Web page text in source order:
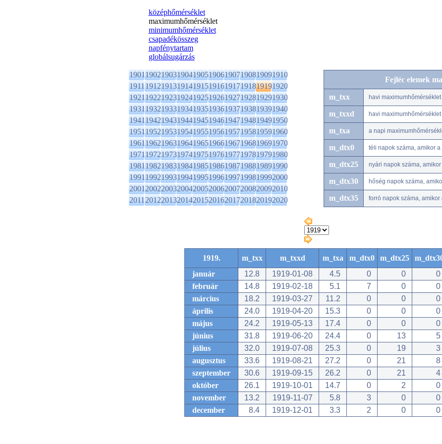
középhőmérséklet
maximumhőmérséklet
minimumhőmérséklet
csapadékösszeg
napfénytartam
globálsugárzás
1901190219031904190519061907190819091910
1911191219131914191519161917191819191920
1921192219231924192519261927192819291930
1931193219331934193519361937193819391940
1941194219431944194519461947194819491950
1951195219531954195519561957195819591960
1961196219631964196519661967196819691970
1971197219731974197519761977197819791980
1981198219831984198519861987198819891990
1991199219931994199519961997199819992000
2001200220032004200520062007200820092010
2011201220132014201520162017201820192020
Fejléc elemek
m_txx havi maximumhőmérséklet
m_txxd havi
m_txa a napi
m_dtx0 téli napok száma, amikor
m_dtx25 nyári napok száma,
m_dtx30 hőség napok száma,
m_dtx35 forró napok száma,
1919. m_txx m_txxd m_txa m_dtx0 m_dtx25
január
12.8 1919-01-08 4.5 0 0 0
február
14.8 1919-02-18 5.1 7 0 0
március
18.2 1919-03-27 11.2 0 0 0
április
24.0 1919-04-20 15.3 0 0 0
május
24.2 1919-05-13 17.4 0 0 0
június
31.8 1919-06-20 24.4 0 13 5
július
32.0 1919-07-08 25.3 0 19 3
augusztus
33.6 1919-08-21 27.2 0 21 8
szeptember
30.6 1919-09-15 26.2 0 21 4
október
26.1 1919-10-01 14.7 0 2 0
november
13.2 1919-11-07 5.8 3 0 0
december
8.4 1919-12-01 3.3 2 0 0